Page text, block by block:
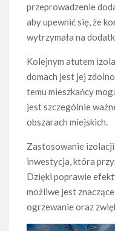
przeprowadzenie
aby upewnić się, że
wytrzymała na
Kolejnym atutem
domach jest jej
temu mieszkańcy
jest szczególnie
obszarach miejskich.
Zastosowanie
inwestycja, która
Dzięki poprawie
możliwe jest
ogrzewanie oraz